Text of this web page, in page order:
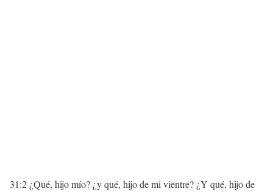
31:2 ¿Qué, hijo mío? ¿y qué, hijo de mi vientre? ¿Y qué, hijo de